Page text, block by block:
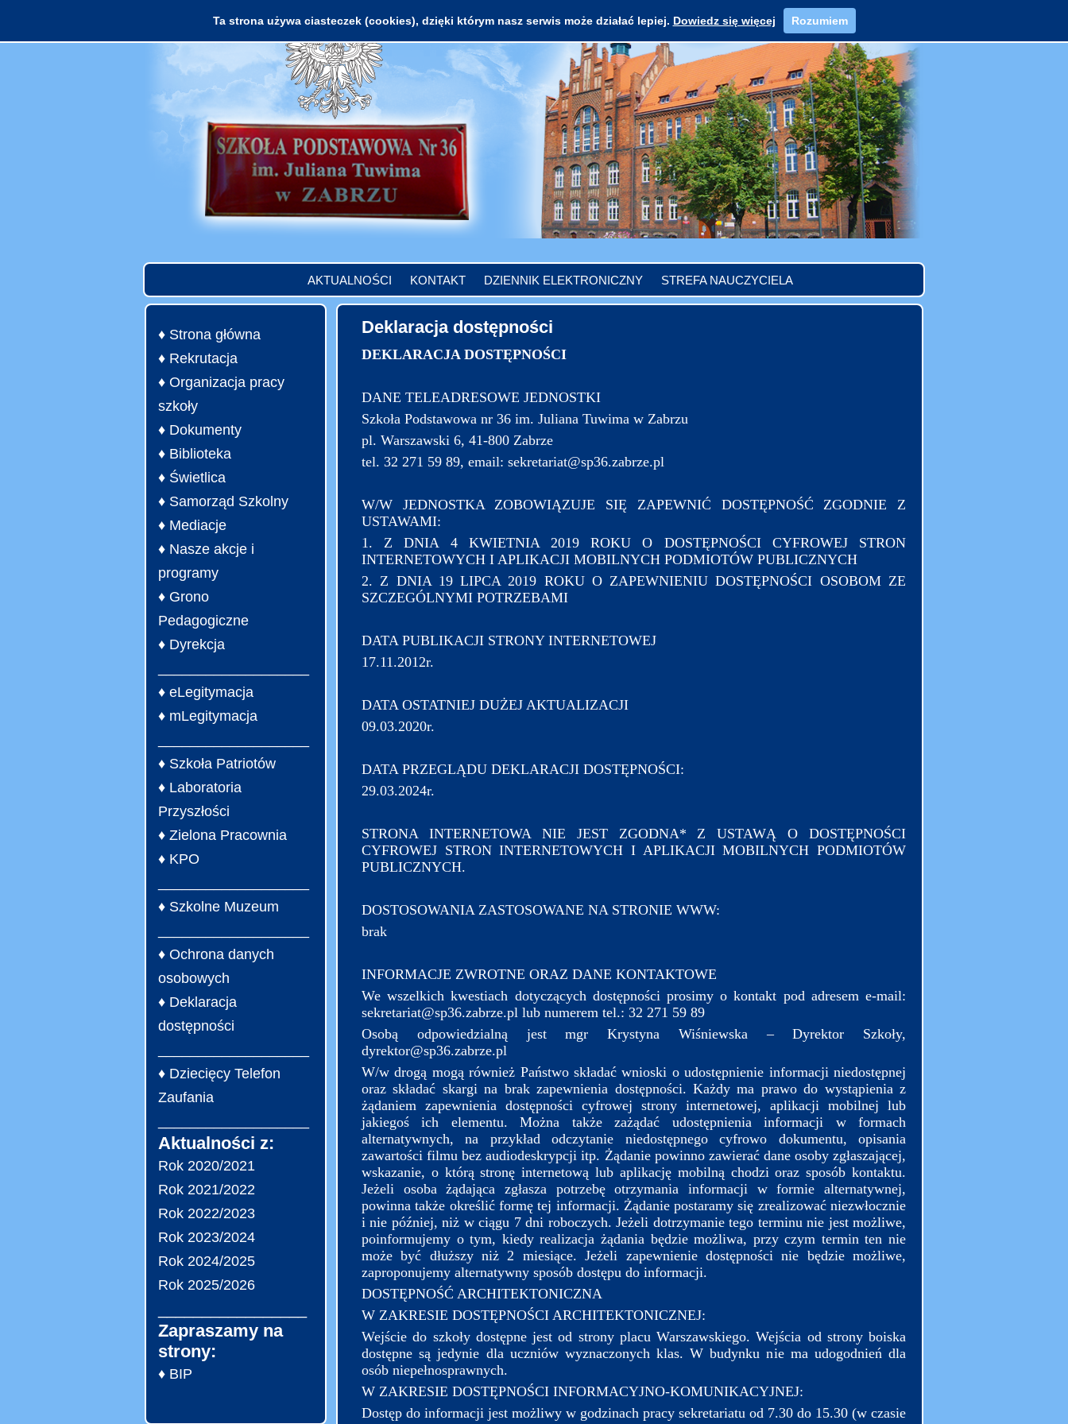
AKTUALNOŚCI KONTAKT DZIENNIK ELEKTRONICZNY STREFA NAUCZYCIELA
♦ Strona główna
♦ Rekrutacja
♦ Organizacja pracy
szkoły
♦ Dokumenty
♦ Biblioteka
♦ Świetlica
♦ Samorząd Szkolny
♦ Mediacje
♦ Nasze akcje i
programy
♦ Grono
Pedagogiczne
♦ Dyrekcja
♦ eLegitymacja
♦ mLegitymacja
♦ Szkoła Patriotów
♦ Laboratoria
Przyszłości
♦ Zielona Pracownia
♦ KPO
♦ Szkolne Muzeum
♦ Ochrona danych
osobowych
♦ Deklaracja
dostępności
♦ Dziecięcy Telefon
Zaufania
Aktualności z:
Rok 2020/2021
Rok 2021/2022
Rok 2022/2023
Rok 2023/2024
Rok 2024/2025
Rok 2025/2026
Zapraszamy na
strony:
♦ BIP
Deklaracja dostępności
DEKLARACJA DOSTĘPNOŚCI
DANE TELEADRESOWE JEDNOSTKI
Szkoła Podstawowa nr 36 im. Juliana Tuwima w Zabrzu
pl. Warszawski 6, 41-800 Zabrze
tel. 32 271 59 89, email: sekretariat@sp36.zabrze.pl
W/W JEDNOSTKA ZOBOWIĄZUJE SIĘ ZAPEWNIĆ DOSTĘPNOŚĆ ZGODNIE Z
USTAWAMI:
1. Z DNIA 4 KWIETNIA 2019 ROKU O DOSTĘPNOŚCI CYFROWEJ STRON
INTERNETOWYCH I APLIKACJI MOBILNYCH PODMIOTÓW PUBLICZNYCH
2. Z DNIA 19 LIPCA 2019 ROKU O ZAPEWNIENIU DOSTĘPNOŚCI OSOBOM ZE
SZCZEGÓLNYMI POTRZEBAMI
DATA PUBLIKACJI STRONY INTERNETOWEJ
17.11.2012r.
DATA OSTATNIEJ DUŻEJ AKTUALIZACJI
09.03.2020r.
DATA PRZEGLĄDU DEKLARACJI DOSTĘPNOŚCI:
29.03.2024r.
STRONA INTERNETOWA NIE JEST ZGODNA* Z USTAWĄ O DOSTĘPNOŚCI
CYFROWEJ STRON INTERNETOWYCH I APLIKACJI MOBILNYCH PODMIOTÓW
PUBLICZNYCH.
DOSTOSOWANIA ZASTOSOWANE NA STRONIE WWW:
brak
INFORMACJE ZWROTNE ORAZ DANE KONTAKTOWE
We wszelkich kwestiach dotyczących dostępności prosimy o kontakt pod adresem e-mail:
sekretariat@sp36.zabrze.pl lub numerem tel.: 32 271 59 89
Osobą odpowiedzialną jest mgr Krystyna Wiśniewska – Dyrektor Szkoły,
dyrektor@sp36.zabrze.pl
W/w drogą mogą również Państwo składać wnioski o udostępnienie informacji niedostępnej
oraz składać skargi na brak zapewnienia dostępności. Każdy ma prawo do wystąpienia z
żądaniem zapewnienia dostępności cyfrowej strony internetowej, aplikacji mobilnej lub
jakiegoś ich elementu. Można także zażądać udostępnienia informacji w formach
alternatywnych, na przykład odczytanie niedostępnego cyfrowo dokumentu, opisania
zawartości filmu bez audiodeskrypcji itp. Żądanie powinno zawierać dane osoby zgłaszającej,
wskazanie, o którą stronę internetową lub aplikację mobilną chodzi oraz sposób kontaktu.
Jeżeli osoba żądająca zgłasza potrzebę otrzymania informacji w formie alternatywnej,
powinna także określić formę tej informacji. Żądanie postaramy się zrealizować niezwłocznie
i nie później, niż w ciągu 7 dni roboczych. Jeżeli dotrzymanie tego terminu nie jest możliwe,
poinformujemy o tym, kiedy realizacja żądania będzie możliwa, przy czym termin ten nie
może być dłuższy niż 2 miesiące. Jeżeli zapewnienie dostępności nie będzie możliwe,
zaproponujemy alternatywny sposób dostępu do informacji.
DOSTĘPNOŚĆ ARCHITEKTONICZNA
W ZAKRESIE DOSTĘPNOŚCI ARCHITEKTONICZNEJ:
Wejście do szkoły dostępne jest od strony placu Warszawskiego. Wejścia od strony boiska
dostępne są jedynie dla uczniów wyznaczonych klas. W budynku nie ma udogodnień dla
osób niepełnosprawnych.
W ZAKRESIE DOSTĘPNOŚCI INFORMACYJNO-KOMUNIKACYJNEJ:
Dostęp do informacji jest możliwy w godzinach pracy sekretariatu od 7.30 do 15.30 (w czasie
Ta strona używa ciasteczek (cookies), dzięki którym nasz serwis może działać lepiej. Dowiedz się więcej Rozumiem